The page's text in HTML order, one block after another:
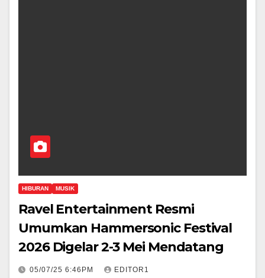
HIBURAN MUSIK
Ravel Entertainment Resmi
Umumkan Hammersonic Festival
2026 Digelar 2-3 Mei Mendatang
05/07/25 6:46PM EDITOR1